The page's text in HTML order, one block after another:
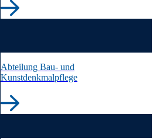
Abteilung Bau- und
Kunstdenkmalpflege